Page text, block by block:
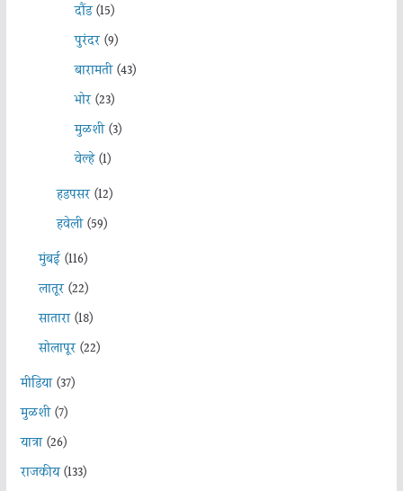
दौंड(15)
पुरंदर(9)
बारामती(43)
भोर(23)
मुळशी(3)
वेल्हे(1)
हडपसर(12)
हवेली(59)
मुंबई(116)
लातूर(22)
सातारा(18)
सोलापूर(22)
मीडिया(37)
मुळशी(7)
यात्रा(26)
राजकीय(133)